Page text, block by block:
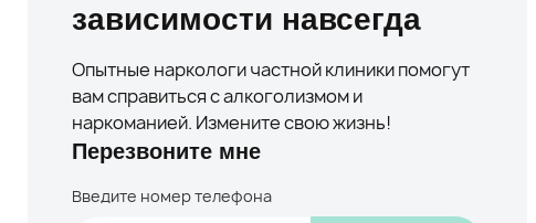
зависимости навсегда
Опытные наркологи частной клиники помогут
вам справиться с алкоголизмом и
наркоманией. Измените свою жизнь!
Перезвоните мне
Введите номер телефона